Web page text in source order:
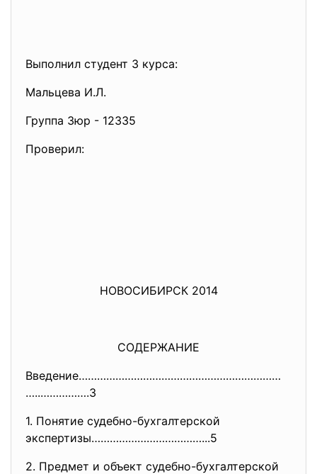
Выполнил студент 3 курса:
Мальцева И.Л.
Группа Зюр - 12335
Проверил:
НОВОСИБИРСК 2014
СОДЕРЖАНИЕ
Введение…………………………………………………………
…..…………….3
1. Понятие судебно-бухгалтерской
экспертизы………………………………...5
2. Предмет и объект судебно-бухгалтерской